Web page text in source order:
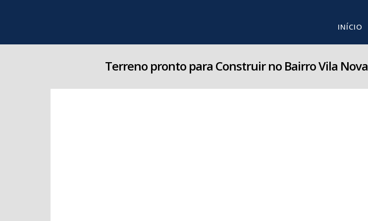
INÍCIO
Terreno pronto para Construir no Bairro Vila Nova